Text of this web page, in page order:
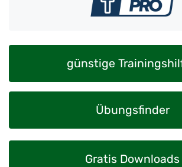
günstige
Übungsfinder
Gratis Downloads